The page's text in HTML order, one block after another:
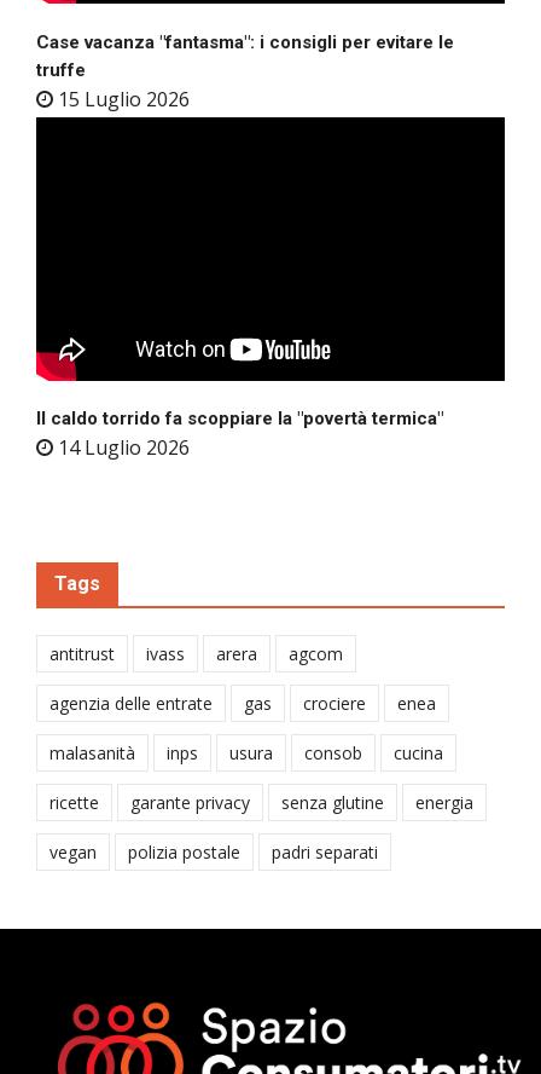
Case vacanza "fantasma": i consigli per evitare le
truffe
15 Luglio 2026
Il caldo torrido fa scoppiare la "povertà termica"
14 Luglio 2026
Tags
antitrust ivass arera agcom
agenzia delle entrate gas crociere enea
malasanità inps usura consob cucina
ricette garante privacy senza glutine energia
vegan polizia postale padri separati